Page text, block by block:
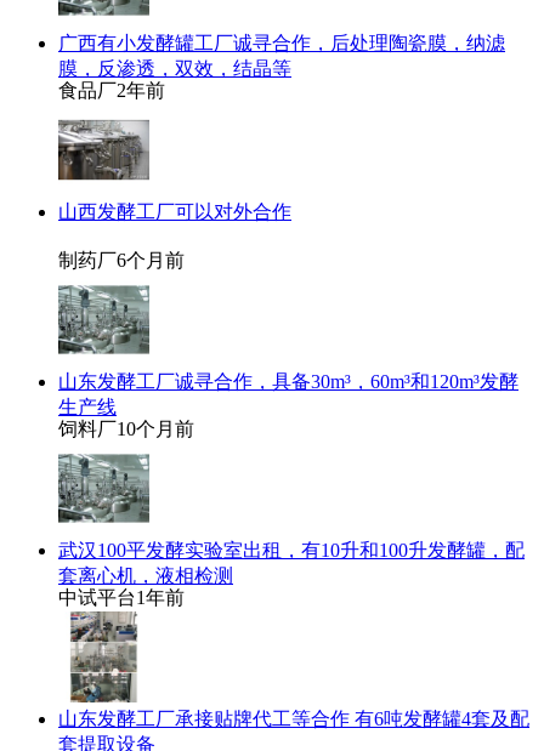
广西有小发酵罐工厂诚寻合作，后处理陶瓷膜，纳滤
膜，反渗透，双效，结晶等
食品厂2年前
山西发酵工厂可以对外合作
制药厂6个月前
山东发酵工厂诚寻合作，具备30m³，60m³和120m³发酵
生产线
饲料厂10个月前
武汉100平发酵实验室出租，有10升和100升发酵罐，配
套离心机，液相检测
中试平台1年前
山东发酵工厂承接贴牌代工等合作 有6吨发酵罐4套及配
套提取设备